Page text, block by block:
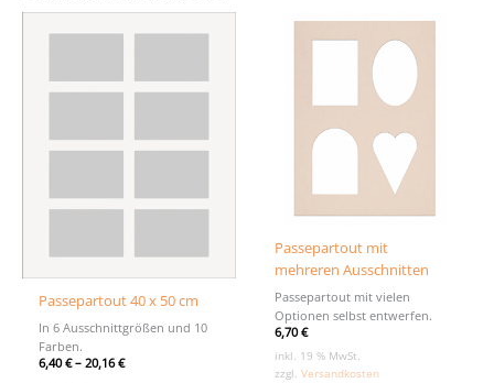
Passepartout 40 x 50 cm
In 6 Ausschnittgrößen und 10
Farben.
6,40€–20,16€
Passepartout mit
mehreren Ausschnitten
Passepartout mit vielen
Optionen selbst entwerfen.
6,70€
inkl. 19 % MwSt.
zzgl.Versandkosten